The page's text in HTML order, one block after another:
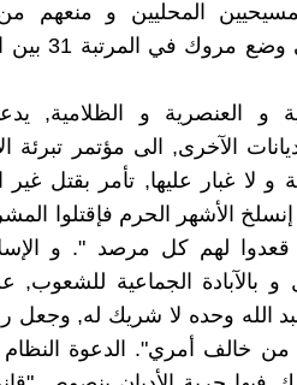
المحليين و منعهم
شعائرهم الدينية. كما ان
العنصرية و الظلامية,
الآخرى, الى مؤتمر تبرئة
و لا غبار عليها, تأمر بقتل غير
سورة التوبة/ الآية 5:" فإذا إنسلخ الأشهر الحرم
لهم كل مرصد ". و
و بالآبادة الجماعية
الله وحده لا شريك له,
خالف أمري". الدعوة